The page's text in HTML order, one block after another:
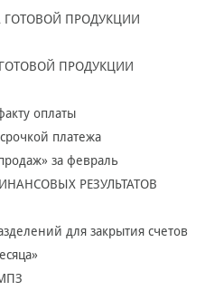
ГОТОВОЙ ПРОДУКЦИИ
ГОТОВОЙ ПРОДУКЦИИ
оплаты
платежа
за февраль
РЕЗУЛЬТАТОВ
для закрытия счетов